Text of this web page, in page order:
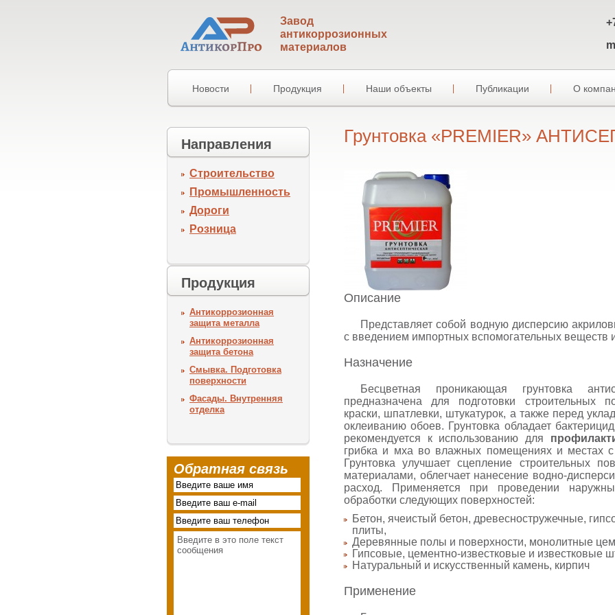
Завод
антикоррозионных
материалов
Новости Продукция Наши объекты Публикации О
Направления
Строительство
Промышленность
Дороги
Розница
Продукция
Антикоррозионная
защита металла
Антикоррозионная
защита бетона
Смывка. Подготовка
поверхности
Фасады. Внутренняя
отделка
Обратная связь
Грунтовка «PREMIER»
Описание
Представляет собой водную дисперсию
с введением импортных вспомогательных веществ
Назначение
Бесцветная проникающая грунтовка
предназначена для подготовки строительных
краски, шпатлевки, штукатурок, а также перед
оклеиванию обоев. Грунтовка обладает
рекомендуется к использованию для
грибка и мха во влажных помещениях и местах
Грунтовка улучшает сцепление строительных
материалами, облегчает нанесение водно-
расход. Применяется при проведении
обработки следующих поверхностей:
Бетон, ячеистый бетон, древесностружечные,
плиты,
Деревянные полы и поверхности, монолитные
Гипсовые, цементно-известковые и известковые
Натуральный и искусственный камень, кирпич
Применение